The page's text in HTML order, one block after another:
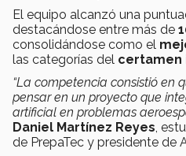
El equipo alcanzó una
destacándose entre más de
consolidándose como el
las categorías del certamen
“La competencia consistió en
pensar en un proyecto que
artificial en problemas
Daniel Martínez Reyes ,
de PrepaTec y presidente de